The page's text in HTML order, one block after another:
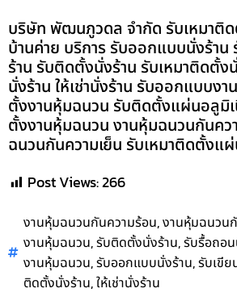
บริษัท พัฒนภูวดล จำกัด รับเหมาติ
บ้านค่าย บริการ รับออกแบบนั่งร้าน
ร้าน รับติดตั้งนั่งร้าน รับเหมาติดตั้ง
นั่งร้าน ให้เช่านั่งร้าน รับออกแบบง
ตั้งงานหุ้มฉนวน รับติดตั้งแผ่นอลูมิ
ตั้งงานหุ้มฉนวน งานหุ้มฉนวนกันคว
ฉนวนกันความเย็น รับเหมาติดตั้งแ
Post Views:266
งานหุ้มฉนวนกันความร้อน,งานหุ้มฉนวน
งานหุ้มฉนวน,รับติดตั้งนั่งร้าน,รับรื้อถอ
งานหุ้มฉนวน,รับออกแบบนั่งร้าน,รับเขี
ติดตั้งนั่งร้าน,ให้เช่านั่งร้าน